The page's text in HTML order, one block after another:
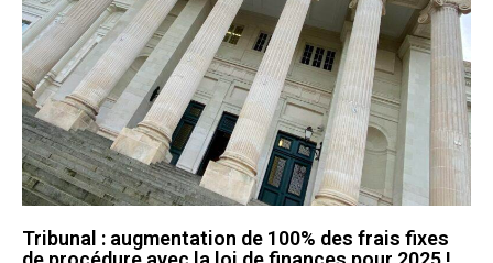
Tribunal : augmentation de 100% des frais fixes